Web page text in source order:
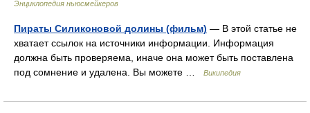
Энциклопедия ньюсмейкеров
Пираты Силиконовой долины (фильм) — В этой статье не
хватает ссылок на источники информации. Информация
должна быть проверяема, иначе она может быть поставлена
под сомнение и удалена. Вы можете …
Википедия